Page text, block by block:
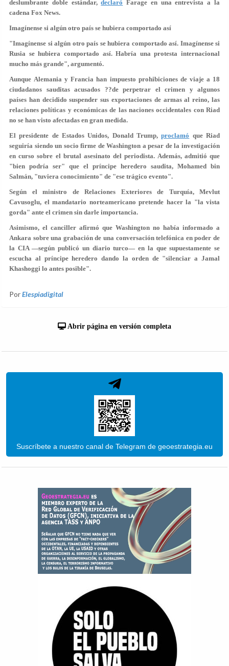
deslumbrante doble estándar,declaró Farage en una entrevista a la
cadena Fox News.
Imagínense si algún otro país se hubiera comportado así
"Imagínense si algún otro país se hubiera comportado así. Imagínense si
Rusia se hubiera comportado así. Habría una protesta internacional
mucho más grande", argumentó.
Aunque Alemania y Francia han impuesto prohibiciones de viaje a 18
ciudadanos sauditas acusados ??de perpetrar el crimen y algunos
países han decidido suspender sus exportaciones de armas al reino, las
relaciones políticas y económicas de las naciones occidentales con Riad
no se han visto afectadas en gran medida.
El presidente de Estados Unidos, Donald Trump,proclamó que Riad
seguiría siendo un socio firme de Washington a pesar de la investigación
en curso sobre el brutal asesinato del periodista. Además, admitió que
"bien podría ser" que el príncipe heredero saudita, Mohamed bin
Salmán, "tuviera conocimiento" de "ese trágico evento".
Según el ministro de Relaciones Exteriores de Turquía, Mevlut
Cavusoglu, el mandatario norteamericano pretende hacer la "la vista
gorda" ante el crimen sin darle importancia.
Asimismo, el canciller afirmó que Washington no había informado a
Ankara sobre una grabación de una conversación telefónica en poder de
la CIA —según publicó un diario turco— en la que supuestamente se
escucha al príncipe heredero dando la orden de "silenciar a Jamal
Khashoggi lo antes posible".
PorElespiadigital
Abrir página en versión completa
Suscríbete a nuestro canal de Telegram de geoestrategia.eu